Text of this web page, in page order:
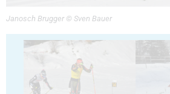
Janosch Brugger © Sven Bauer